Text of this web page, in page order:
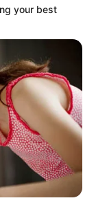
your best